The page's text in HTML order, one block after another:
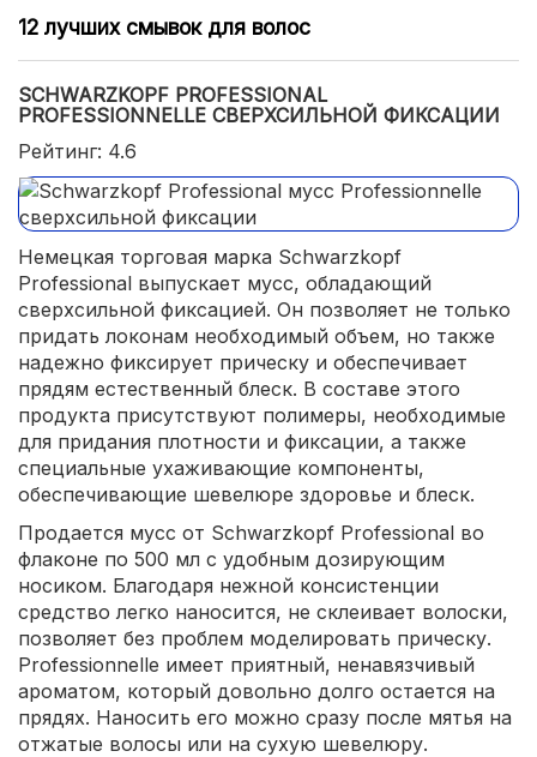
12 лучших смывок для волос
SCHWARZKOPF PROFESSIONAL
PROFESSIONNELLE СВЕРХСИЛЬНОЙ ФИКСАЦИИ
Рейтинг: 4.6
Немецкая торговая марка Schwarzkopf
Professional выпускает мусс, обладающий
сверхсильной фиксацией. Он позволяет не только
придать локонам необходимый объем, но также
надежно фиксирует прическу и обеспечивает
прядям естественный блеск. В составе этого
продукта присутствуют полимеры, необходимые
для придания плотности и фиксации, а также
специальные ухаживающие компоненты,
обеспечивающие шевелюре здоровье и блеск.
Продается мусс от Schwarzkopf Professional во
флаконе по 500 мл с удобным дозирующим
носиком. Благодаря нежной консистенции
средство легко наносится, не склеивает волоски,
позволяет без проблем моделировать прическу.
Professionnelle имеет приятный, ненавязчивый
ароматом, который довольно долго остается на
прядях. Наносить его можно сразу после мятья на
отжатые волосы или на сухую шевелюру.